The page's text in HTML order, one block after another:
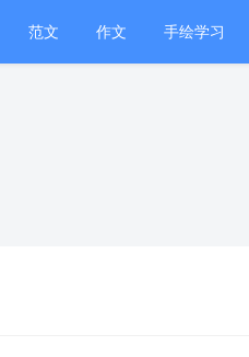
范文 作文 手绘学习